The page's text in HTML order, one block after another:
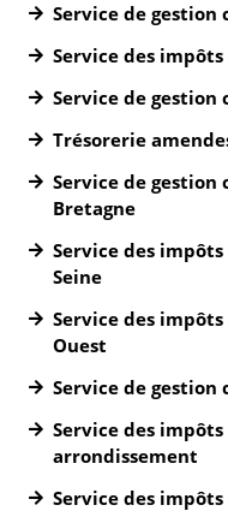
Service de gestion
Service des
Service de gestion
Trésorerie
Service de gestion
Bretagne
Service des
Seine
Service des
Ouest
Service de gestion
Service des
arrondissement
Service des